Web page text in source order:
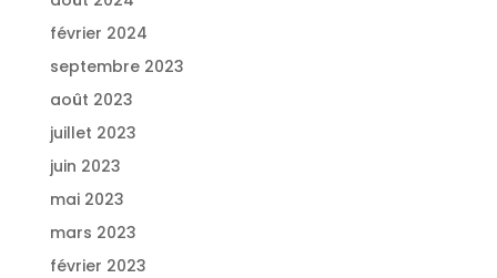
février 2024
septembre 2023
août 2023
juillet 2023
juin 2023
mai 2023
mars 2023
février 2023